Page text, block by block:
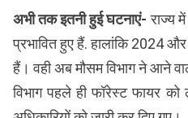
अभी तक इतनी हुई घटनाएं-राज्य
प्रभावित हुए हैं. हालांकि 2024
हैं। वही अब मौसम विभाग ने आने
विभाग पहले ही फॉरेस्ट फायर को